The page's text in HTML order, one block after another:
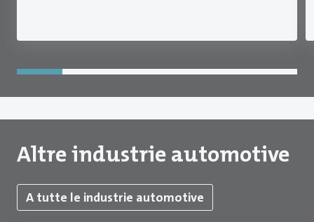
Altre industrie automotive
A tutte le industrie automotive